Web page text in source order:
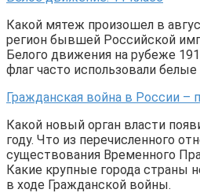
Какой мятеж произошел в
регион бывшей Российской
Белого движения на рубеже
флаг часто использовали
Гражданская война в России –
Какой новый орган власти
году. Что из перечисленного
существования Временного
Какие крупные города страны
в ходе Гражданской войны.